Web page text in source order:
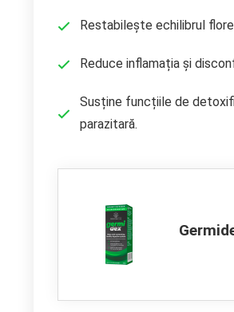
Restabilește echilibrul
Reduce inflamația și
Susține funcțiile de
parazitară.